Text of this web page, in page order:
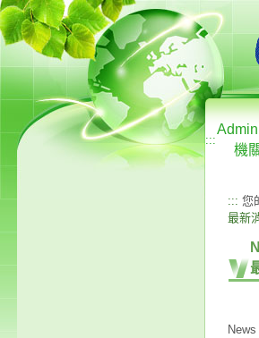
:::
機
::: 您
最新
News